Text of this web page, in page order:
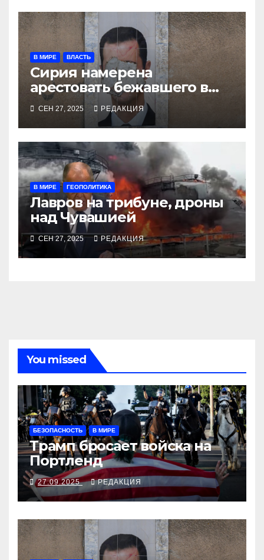
В МИРЕ ВЛАСТЬ
Сирия намерена
арестовать бежавшего в
Москву экс-диктатора
СЕН 27, 2025 РЕДАКЦИЯ
В МИРЕ ГЕОПОЛИТИКА
Лавров на трибуне, дроны
над Чувашией
СЕН 27, 2025 РЕДАКЦИЯ
You missed
БЕЗОПАСНОСТЬ В МИРЕ
Трамп бросает войска на
Портленд
27.09.2025 РЕДАКЦИЯ